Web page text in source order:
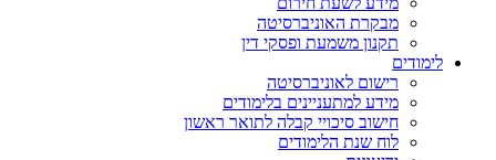
מבקרת האוניברסיטה
תקנון משמעת ופסקי דין
לימודים
רישום לאוניברסיטה
מידע למתעניינים בלימודים
חישוב סיכויי קבלה לתואר ראשון
לוח שנת הלימודים